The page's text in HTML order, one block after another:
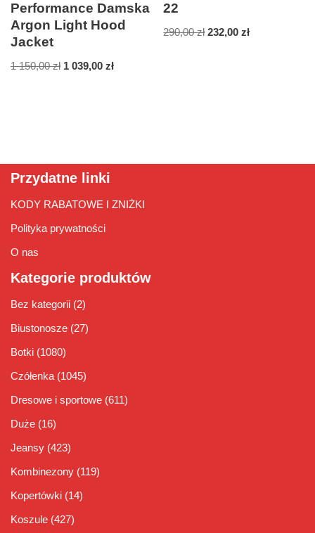
Performance Damska
Argon Light Hood
Jacket
1 150,00zł 1 039,00 zł
22
290,00zł 232,00zł
Przydatne linki
KODY RABATOWE I ZNIŻKI
Polityka prywatności
O nas
Kategorie produktów
Bez kategorii (2)
Biustonosze (27)
Botki (1080)
Czółenka (1045)
Dresowe i sportowe (611)
Duże (16)
Jeansy (423)
Kombinezony (119)
Kopertówki (14)
Koszule (427)